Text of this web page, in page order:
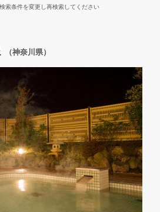
索条件を変更し再検索してください
（神奈川県）